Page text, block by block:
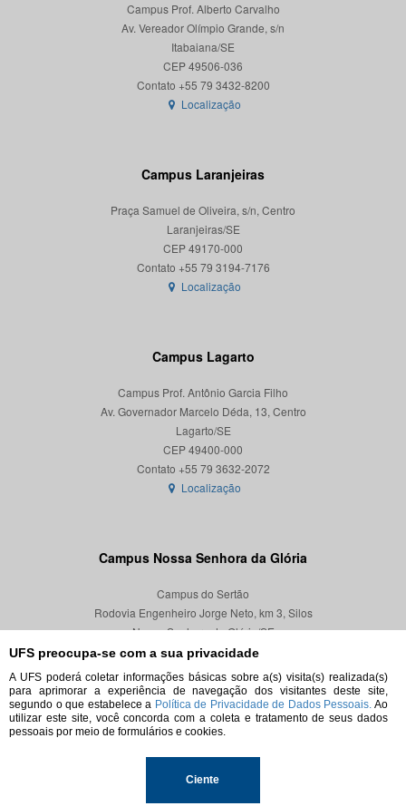
UFS preocupa-se com a sua privacidade
A UFS poderá coletar informações básicas sobre a(s) visita(s) realizada(s)
para aprimorar a experiência de navegação dos visitantes deste site,
segundo o que estabelece a Política de Privacidade de Dados Pessoais. Ao
utilizar este site, você concorda com a coleta e tratamento de seus dados
pessoais por meio de formulários e cookies.
Ciente
Campus Prof. Alberto Carvalho
Av. Vereador Olímpio Grande, s/n
Itabaiana/SE
CEP 49506-036
Localização
Campus Laranjeiras
Praça Samuel de Oliveira, s/n, Centro
Laranjeiras/SE
CEP 49170-000
Localização
Campus Lagarto
Campus Prof. Antônio Garcia Filho
Av. Governador Marcelo Déda, 13, Centro
Lagarto/SE
CEP 49400-000
Localização
Campus Nossa Senhora da Glória
Campus do Sertão
Rodovia Engenheiro Jorge Neto, km 3, Silos
Nossa Senhora da Glória/SE
CEP 49680-000
Localização
© 2026. Todos os direitos reservados.
Universidade Federal de Sergipe.